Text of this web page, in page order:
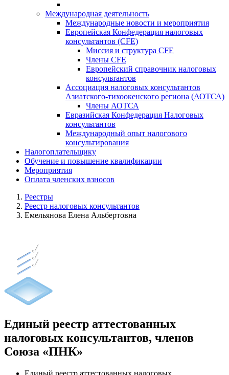
Международная деятельность
Международные новости и мероприятия
Европейская Конфедерация налоговых
консультантов (CFE)
Миссия и структура CFE
Члены CFE
Европейский справочник налоговых
консультантов
Ассоциация налоговых консультантов
Азиатского-тихоокенского региона (АОТСА)
Члены АОТСА
Евразийская Конфедерация Налоговых
консультантов
Международный опыт налогового
консультирования
Налогоплательщику
Обучение и повышение квалификации
Мероприятия
Оплата членских взносов
Реестры
Реестр налоговых консультантов
Емельянова Елена Альбертовна
Единый реестр аттестованных
налоговых консультантов, членов
Союза «ПНК»
Единый реестр аттестованных налоговых